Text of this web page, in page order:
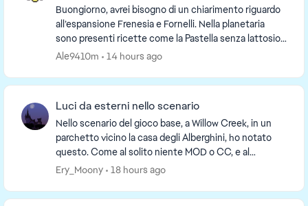
Buongiorno, avrei bisogno di un chiarimento riguardo
all’espansione Frenesia e Fornelli. Nella planetaria
sono presenti ricette come la Pastella senza lattosio,
che richiedono tra gli ingredienti f...
Ale9410m 14 hours ago
Luci da esterni nello scenario
Nello scenario del gioco base, a Willow Creek, in un
parchetto vicino la casa degli Alberghini, ho notato
questo. Come al solito niente MOD o CC, e al
Ery_Moony 18 hours ago